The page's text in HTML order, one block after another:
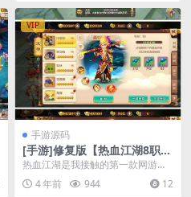
VIP
手游源码
[手游]修复版【热血江湖8职
业】VM一键端，带超强GM工
具
热血江湖是我接触的第一款网游
（当然是端游），所以对这个IP情
有独钟，无论是最早的...
4 年前 944 12